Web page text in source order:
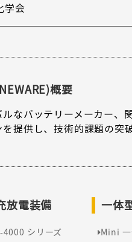
学会
概要
ルなバッテリーメーカー、
を提供し、技術的課題の突
放電装備
4000 シリーズ
一体
Mini 一